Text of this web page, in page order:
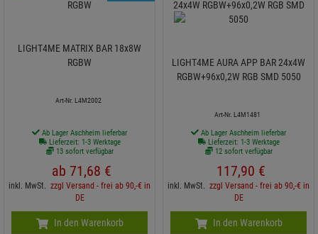
LIGHT4ME MATRIX BAR 18x8W
RGBW
Art-Nr. L4M2002
Ab Lager Aschheim lieferbar
Lieferzeit: 1-3 Werktage
13 sofort verfügbar
ab 71,68 €
inkl. MwSt. zzgl Versand - frei ab 90,-€ in
DE
In den Warenkorb
LIGHT4ME AURA APP BAR 24x4W
RGBW+96x0,2W RGB SMD 5050
Art-Nr. L4M1481
Ab Lager Aschheim lieferbar
Lieferzeit: 1-3 Werktage
12 sofort verfügbar
117,90 €
inkl. MwSt. zzgl Versand - frei ab 90,-€ in
DE
In den Warenkorb